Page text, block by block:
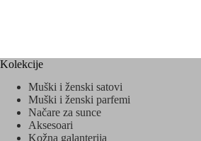
Kolekcije
Muški i ženski satovi
Muški i ženski parfemi
Načare za sunce
Aksesoari
Kožna galanterija